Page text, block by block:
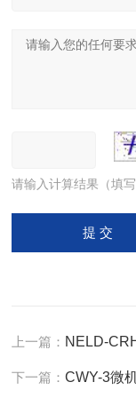
请输入计算结果（填
上一篇： NELD-
下一篇：CWY-3微